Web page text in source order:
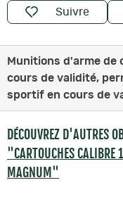
Suivre
Munitions d'arme de
cours de validité,
sportif en cours de
DÉCOUVREZ D'AUTRES
"CARTOUCHES CALIBRE
MAGNUM"